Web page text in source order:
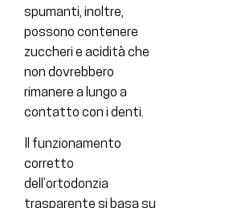
spumanti, inoltre,
possono contenere
zuccheri e acidità che
non dovrebbero
rimanere a lungo a
contatto con i denti.
Il funzionamento
corretto
dell’ortodonzia
trasparente si basa su